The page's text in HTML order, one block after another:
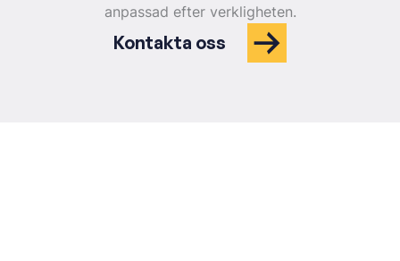
anpassad efter verkligheten.
Kontakta oss